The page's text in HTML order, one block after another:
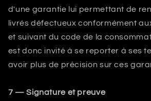
d'une garantie lui permettant de
livrés défectueux conformément
et suivant du code de la
est donc invité à se reporter à ses
avoir plus de précision sur ces
7 — Signature et preuve